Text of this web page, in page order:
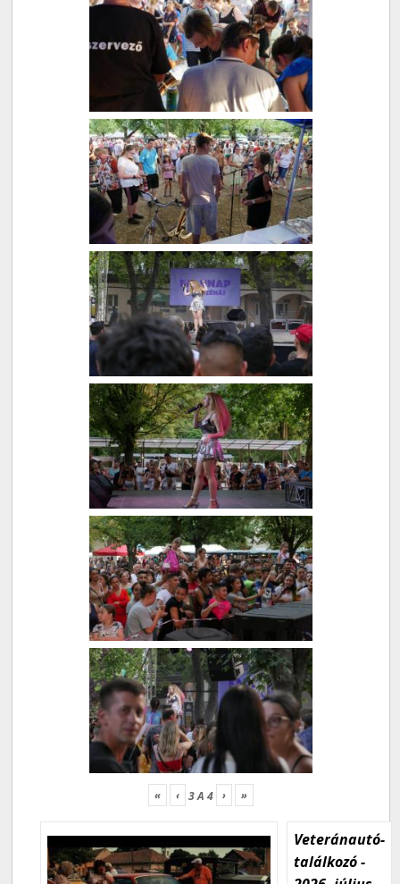
« ‹ 3A 4 › »
Veteránautó-
találkozó -